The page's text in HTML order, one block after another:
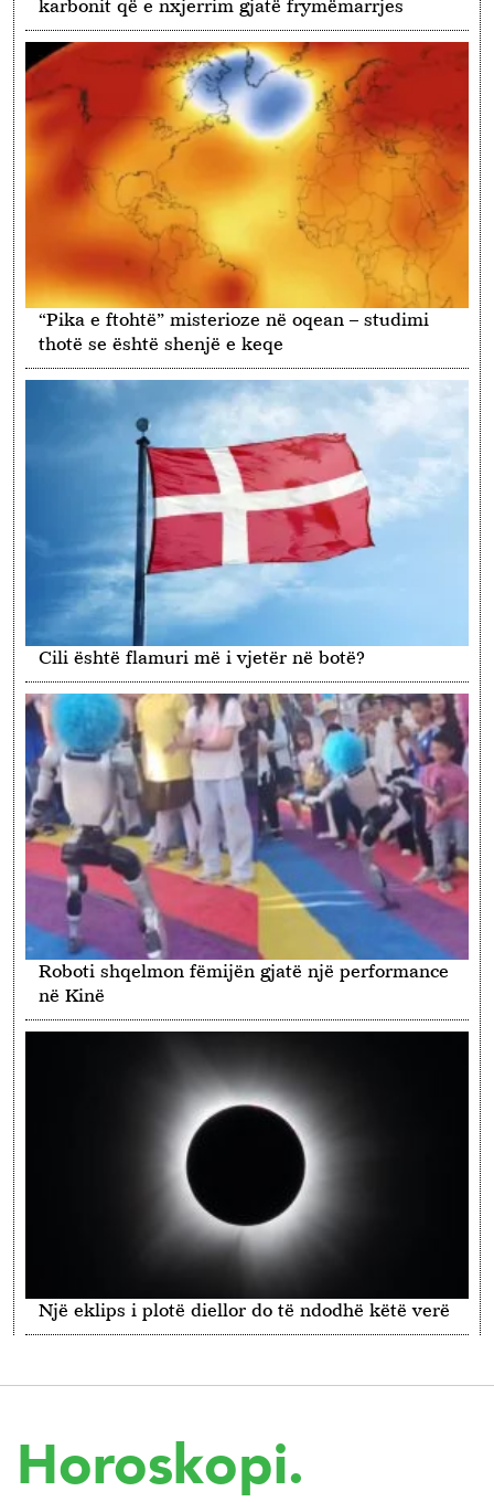
karbonit që e nxjerrim gjatë frymëmarrjes
“Pika e ftohtë” misterioze në oqean – studimi
thotë se është shenjë e keqe
Cili është flamuri më i vjetër në botë?
Roboti shqelmon fëmijën gjatë një performance
në Kinë
Një eklips i plotë diellor do të ndodhë këtë verë
Horoskopi.